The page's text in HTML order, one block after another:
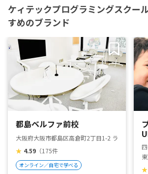
ケィテックプログラミングスクー
すめのブランド
都島ベルファ前校
大阪府大阪市都島区高倉町2丁目1-2 ライオンズヘ
★ 4.59 （175件
オンライン／自宅で学べる
★